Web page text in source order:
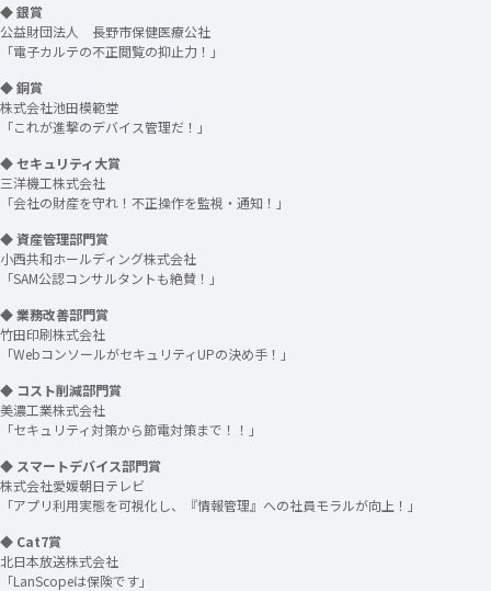
◆ 銀賞
公益財団法人 長野市保健医療公社
「電子カルテの不正閲覧の抑止力！」
◆ 銅賞
株式会社池田模範堂
「これが進撃のデバイス管理だ！」
◆ セキュリティ大賞
三洋機工株式会社
「会社の財産を守れ！不正操作を監視・通知！」
◆ 資産管理部門賞
小西共和ホールディング株式会社
「SAM公認コンサルタントも絶賛！」
◆ 業務改善部門賞
竹田印刷株式会社
「WebコンソールがセキュリティUPの決め手！」
◆ コスト削減部門賞
美濃工業株式会社
「セキュリティ対策から節電対策まで！！」
◆ スマートデバイス部門賞
株式会社愛媛朝日テレビ
「アプリ利用実態を可視化し、『情報管理』への社員モラルが向上！」
◆ Cat7賞
北日本放送株式会社
「LanScopeは保険です」